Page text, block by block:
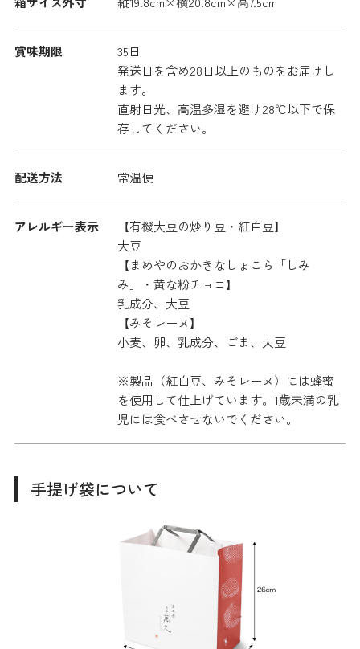
賞味期限
35日
発送日を含め28日以上のものをお届けし
ます。
直射日光、高温多湿を避け28℃以下で保
存してください。
配送方法 常温便
アレルギー表示
【有機大豆の炒り豆・紅白豆】
大豆
【まめやのおかきなしょこら「しみ
み」・黄な粉チョコ】
乳成分、大豆
【みそレーヌ】
小麦、卵、乳成分、ごま、大豆
※製品（紅白豆、みそレーヌ）には蜂蜜
を使用して仕上げています。1歳未満の乳
児には食べさせないでください。
手提げ袋について